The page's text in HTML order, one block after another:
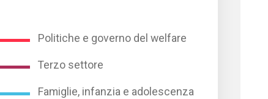
Politiche e governo del welfare
Terzo settore
Famiglie, infanzia e adolescenza